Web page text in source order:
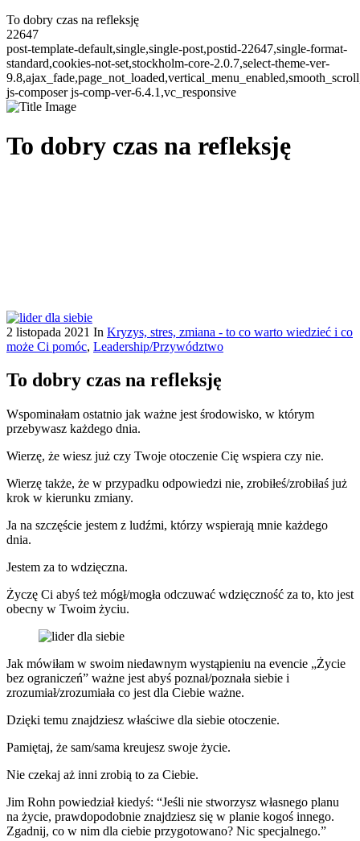
To dobry czas na refleksję
22647
post-template-default,single,single-post,postid-22647,single-format-
standard,cookies-not-set,stockholm-core-2.0.7,select-theme-ver-
js-composer js-comp-ver-6.4.1,vc_responsive
To dobry czas na refleksję
2 listopada 2021 In Kryzys, stres, zmiana - to co warto wiedzieć i co
może Ci pomóc, Leadership/Przywództwo
To dobry czas na refleksję
Wspominałam ostatnio jak ważne jest środowisko, w którym
przebywasz każdego dnia.
Wierzę, że wiesz już czy Twoje otoczenie Cię wspiera czy nie.
Wierzę także, że w przypadku odpowiedzi nie, zrobiłeś/zrobiłaś już
krok w kierunku zmiany.
Ja na szczęście jestem z ludźmi, którzy wspierają mnie każdego
dnia.
Jestem za to wdzięczna.
Życzę Ci abyś też mógł/mogła odczuwać wdzięczność za to, kto jest
obecny w Twoim życiu.
Jak mówiłam w swoim niedawnym wystąpieniu na evencie „Życie
bez ograniczeń” ważne jest abyś poznał/poznała siebie i
zrozumiał/zrozumiała co jest dla Ciebie ważne.
Dzięki temu znajdziesz właściwe dla siebie otoczenie.
Pamiętaj, że sam/sama kreujesz swoje życie.
Nie czekaj aż inni zrobią to za Ciebie.
Jim Rohn powiedział kiedyś: “Jeśli nie stworzysz własnego planu
na życie, prawdopodobnie znajdziesz się w planie kogoś innego.
Zgadnij, co w nim dla ciebie przygotowano? Nic specjalnego.”